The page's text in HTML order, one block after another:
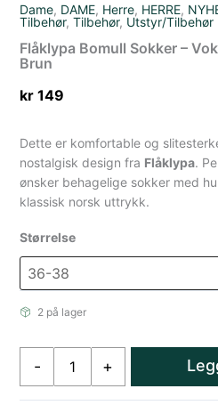
Dame, DAME, Herre, HERRE,
Tilbehør,Tilbehør, Utstyr/Tilbehør
Flåklypa Bomull Sokker –
Brun
kr 149
Dette er komfortable og
nostalgisk design fra Flåklypa.
ønsker behagelige sokker med
klassisk norsk uttrykk.
Størrelse
2 på lager
- +